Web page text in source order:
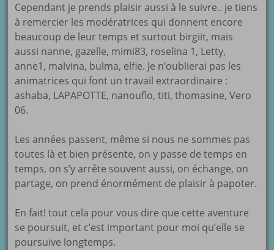
Cependant je prends plaisir aussi à le suivre.. je tiens
à remercier les modératrices qui donnent encore
beaucoup de leur temps et surtout birgiit, mais
aussi nanne, gazelle, mimi83, roselina 1, Letty,
anne1, malvina, bulma, elfie. Je n’oublierai pas les
animatrices qui font un travail extraordinaire :
ashaba, LAPAPOTTE, nanouflo, titi, thomasine, Vero
06.
Les années passent, même si nous ne sommes pas
toutes là et bien présente, on y passe de temps en
temps, on s’y arrête souvent aussi, on échange, on
partage, on prend énormément de plaisir à papoter.
En fait! tout cela pour vous dire que cette aventure
se poursuit, et c’est important pour moi qu’elle se
poursuive longtemps.